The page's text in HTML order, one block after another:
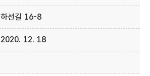
하선길 16-8
2020. 12. 18